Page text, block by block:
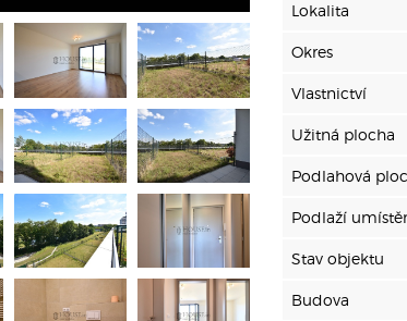
Lokalita
Okres
Vlastnictví
Užitná plocha
Podlahová
Podlaží
Stav objektu
Budova